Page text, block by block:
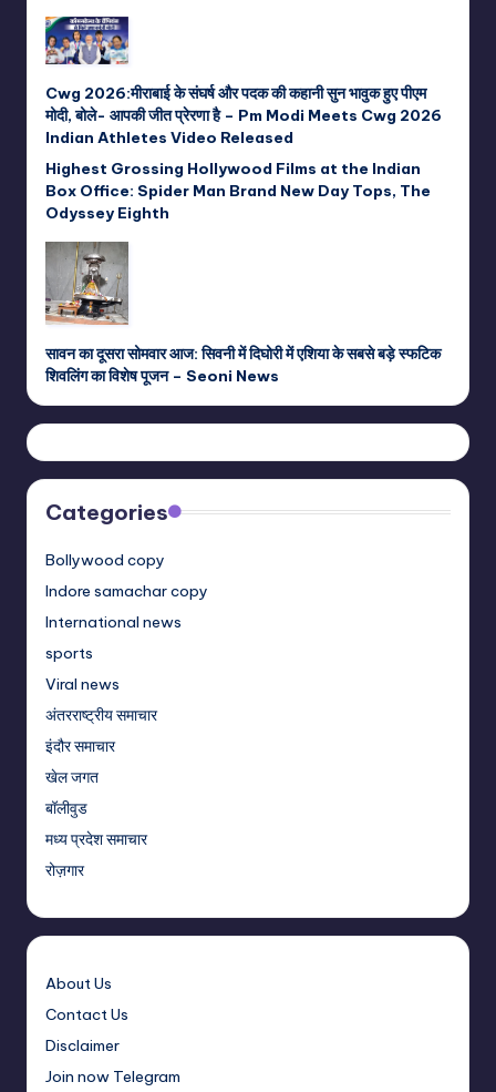
Cwg 2026:मीराबाई के संघर्ष और पदक की कहानी सुन भावुक हुए पीएम
मोदी, बोले- आपकी जीत प्रेरणा है – Pm Modi Meets Cwg 2026
Indian Athletes Video Released
Highest Grossing Hollywood Films at the Indian
Box Office: Spider Man Brand New Day Tops, The
Odyssey Eighth
सावन का दूसरा सोमवार आज: सिवनी में दिघोरी में एशिया के सबसे बड़े स्फटिक
शिवलिंग का विशेष पूजन – Seoni News
Categories
Bollywood copy
Indore samachar copy
International news
sports
Viral news
अंतरराष्ट्रीय समाचार
इंदौर समाचार
खेल जगत
बॉलीवुड
मध्य प्रदेश समाचार
रोज़गार
About Us
Contact Us
Disclaimer
Join now Telegram